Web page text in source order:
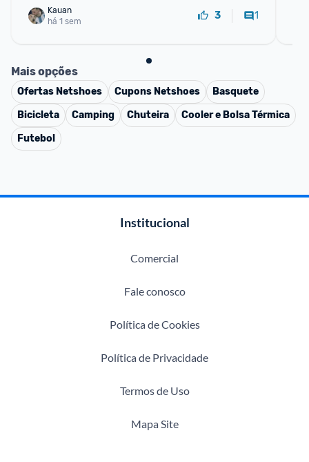
Kauan
há 1 sem
3 1
Mais opções
Ofertas Netshoes Cupons Netshoes
Basquete
Bicicleta
Camping Chuteira
Cooler e Bolsa Térmica
Futebol
Institucional
Comercial
Fale conosco
Política de Cookies
Política de Privacidade
Termos de Uso
Mapa Site